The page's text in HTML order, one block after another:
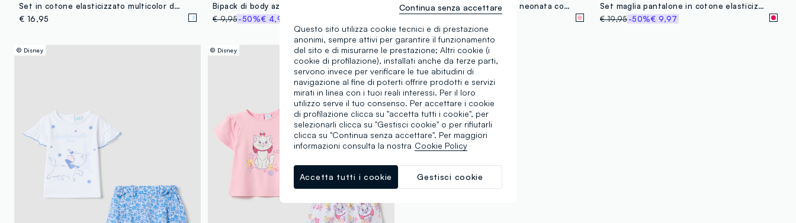
Set in cotone elasticizzato multicolor da bimba con Aristogatti
€ 16,95
€ 9,95-50%€ 4,97
Body in puro cotone rosa da neonata con colletto e stampa
Set maglia pantalone in cotone elasticizzato rosa da bimba oversize fit
€ 19,95-50%€ 9,97
© Disney © Disney
Questo sito utilizza cookie tecnici e di prestazione
anonimi, sempre attivi per garantire il funzionamento
del sito e di misurarne le prestazione; Altri cookie (i
cookie di profilazione), installati anche da terze parti,
servono invece per verificare le tue abitudini di
navigazione al fine di poterti offrire prodotti e servizi
mirati in linea con i tuoi reali interessi. Per il loro
utilizzo serve il tuo consenso. Per accettare i cookie
di profilazione clicca su "accetta tutti i cookie", per
selezionarli clicca su "Gestisci cookie" o per rifiutarli
clicca su "Continua senza accettare". Per maggiori
informazioni consulta la nostra Cookie Policy
Gestisci cookie
Accetta tutti i cookie
Continua senza accettare